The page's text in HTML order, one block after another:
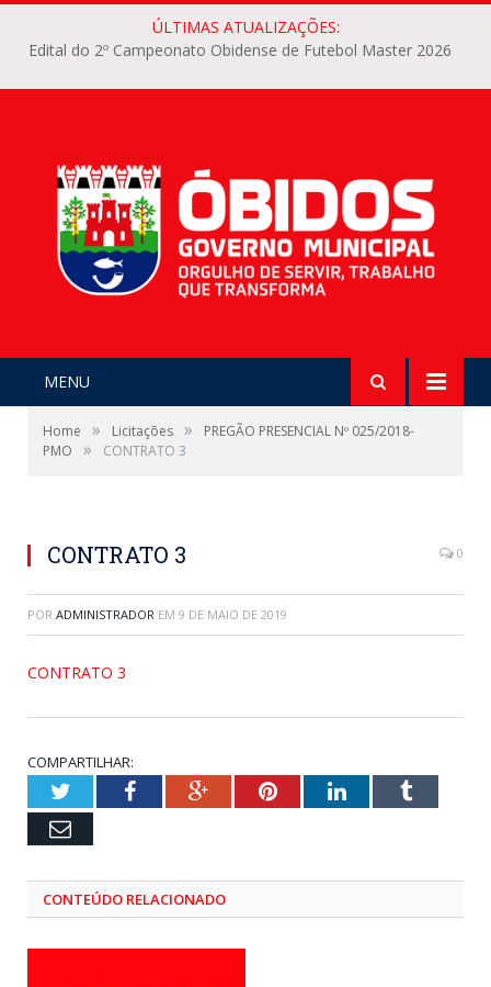
ÚLTIMAS ATUALIZAÇÕES:
Edital do 2º Campeonato Obidense de Futebol Master 2026
MENU
Home » Licitações »
PREGÃO PRESENCIAL Nº 025/2018-
PMO
» CONTRATO 3
CONTRATO 3 0
POR ADMINISTRADOR EM 9 DE MAIO DE 2019
CONTRATO 3
COMPARTILHAR:
TwitterFacebookGoogle+PinterestLinkedInTumblr
Email
CONTEÚDO RELACIONADO